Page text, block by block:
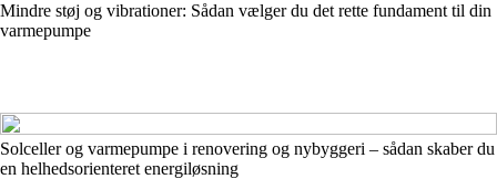
Mindre støj og vibrationer: Sådan vælger du det rette fundament til din
varmepumpe
Solceller og varmepumpe i renovering og nybyggeri – sådan skaber du
en helhedsorienteret energiløsning